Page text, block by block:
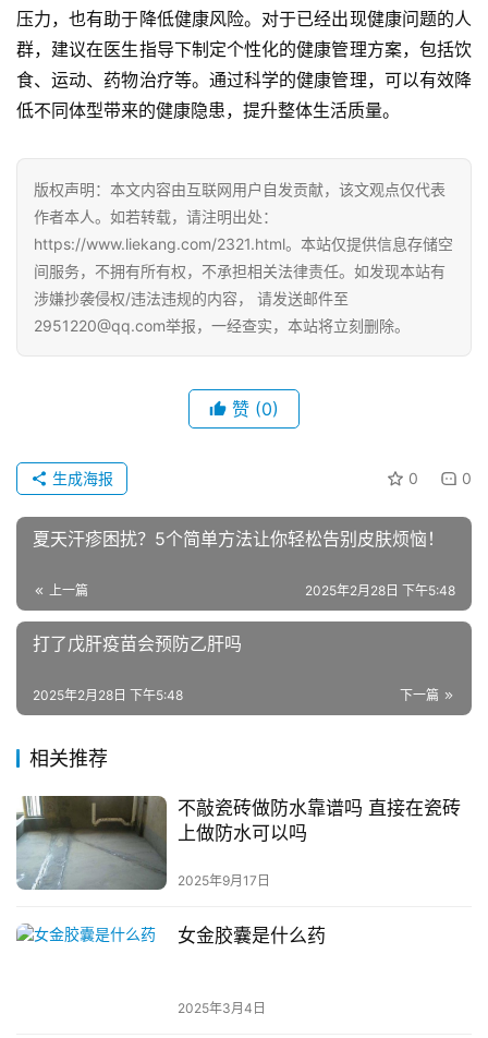
压力，也有助于降低健康风险。对于已经出现健康问题的人
群，建议在医生指导下制定个性化的健康管理方案，包括饮
食、运动、药物治疗等。通过科学的健康管理，可以有效降
低不同体型带来的健康隐患，提升整体生活质量。
版权声明：本文内容由互联网用户自发贡献，该文观点仅代表
作者本人。如若转载，请注明出处：
https://www.liekang.com/2321.html。本站仅提供信息存储空
间服务，不拥有所有权，不承担相关法律责任。如发现本站有
涉嫌抄袭侵权/违法违规的内容， 请发送邮件至
2951220@qq.com举报，一经查实，本站将立刻删除。
赞 (0)
0 0
生成海报
夏天汗疹困扰？5个简单方法让你轻松告别皮肤烦恼！
上一篇 2025年2月28日 下午5:48
打了戊肝疫苗会预防乙肝吗
下一篇
2025年2月28日 下午5:48
相关推荐
不敲瓷砖做防水靠谱吗 直接在瓷砖
上做防水可以吗
2025年9月17日
女金胶囊是什么药
2025年3月4日